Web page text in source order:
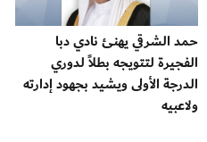
حمد الشرقي يهنئ نادي دبا
الفجيرة لتتويجه بطلاً لدوري
الدرجة الأولى ويشيد بجهود إدارته
ولاعبيه